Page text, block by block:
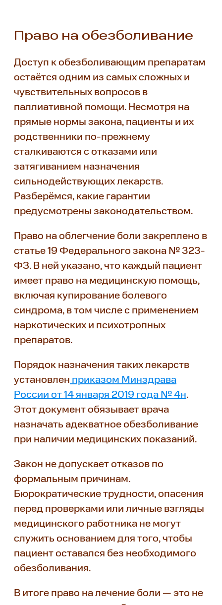
Право на обезболивание
Доступ к обезболивающим препаратам
остаётся одним из самых сложных и
чувствительных вопросов в
паллиативной помощи. Несмотря на
прямые нормы закона, пациенты и их
родственники по-прежнему
сталкиваются с отказами или
затягиванием назначения
сильнодействующих лекарств.
Разберёмся, какие гарантии
предусмотрены законодательством.
Право на облегчение боли закреплено в
статье 19 Федерального закона № 323-
ФЗ. В ней указано, что каждый пациент
имеет право на медицинскую помощь,
включая купирование болевого
синдрома, в том числе с применением
наркотических и психотропных
препаратов.
Порядок назначения таких лекарств
установлен приказом Минздрава
России от 14 января 2019 года № 4н.
Этот документ обязывает врача
назначать адекватное обезболивание
при наличии медицинских показаний.
Закон не допускает отказов по
формальным причинам.
Бюрократические трудности, опасения
перед проверками или личные взгляды
медицинского работника не могут
служить основанием для того, чтобы
пациент оставался без необходимого
обезболивания.
В итоге право на лечение боли — это не